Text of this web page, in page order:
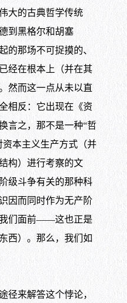
大的古典哲学传统
到黑格尔和胡塞
的那场不可捉摸的、
经在根本上（并在其
然而这一点从未以直
相反：它出现在《资
言之，那不是一种“哲
本主义生产方式（并
构）进行考察的文
级斗争有关的那种科
因而同时作为无产阶
们面前——这也正是
西）。那么，我们如
来解答这个悖论，